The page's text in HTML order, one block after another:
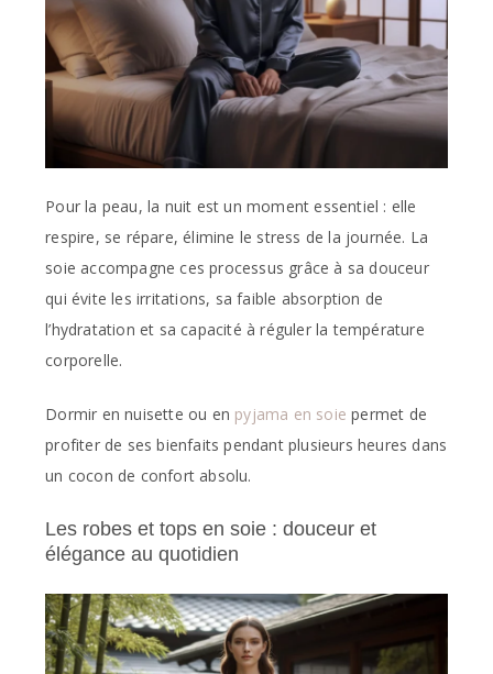
Pour la peau, la nuit est un moment essentiel : elle
respire, se répare, élimine le stress de la journée. La
soie accompagne ces processus grâce à sa douceur
qui évite les irritations, sa faible absorption de
l’hydratation et sa capacité à réguler la température
corporelle.
Dormir en nuisette ou en pyjama en soie permet de
profiter de ses bienfaits pendant plusieurs heures dans
un cocon de confort absolu.
Les robes et tops en soie : douceur et
élégance au quotidien